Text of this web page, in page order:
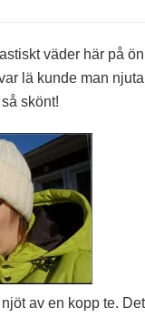
väder här på
lä kunde man
skönt!
av en kopp te.